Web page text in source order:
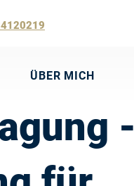
ÜBER MICH
-